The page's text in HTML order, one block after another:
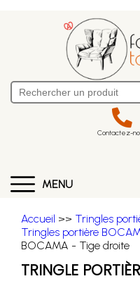
Contactez-
MENU
Accueil >> Tringles
Tringles portière
BOCAMA - Tige droite
TRINGLE